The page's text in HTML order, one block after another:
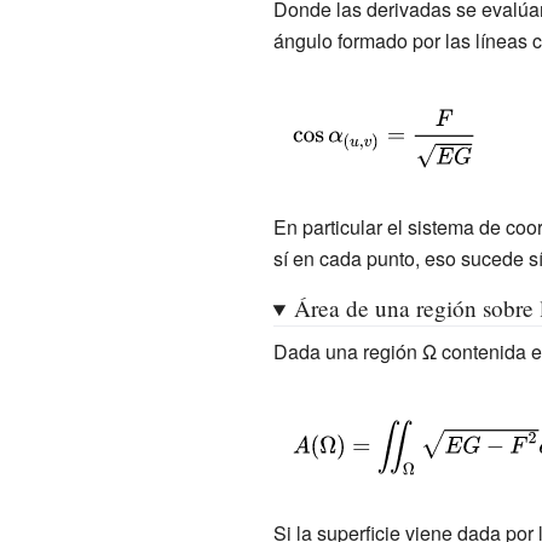
\mathbf {r} }
{r} '_{v}\cdot
\mathbf {r}
(t)),\quad
z_{1}(u_{1}
(t),v_{2}
(t)),\quad
(t))\right)}
{v'}_{2}+G({v'}_{2})^{2}}}}}}
Donde las derivadas se
ángulo formado por las líneas
\cos \alpha
{\frac {F}
{\sqrt {EG}}}}
En particular el sistema de
sí en cada punto, eso sucede
Área de una región sobre
Dada una región Ω contenida
{\displaystyle
A(\Omega
_{\Omega }
Si la superficie viene dada